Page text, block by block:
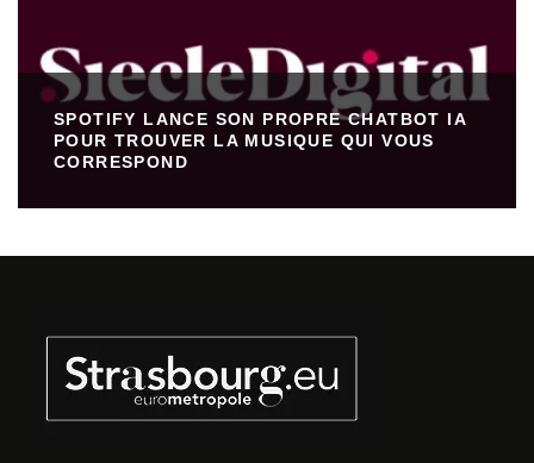
SPOTIFY LANCE SON PROPRE CHATBOT IA
POUR TROUVER LA MUSIQUE QUI VOUS
CORRESPOND